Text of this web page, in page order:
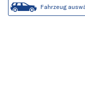
Fahrzeug